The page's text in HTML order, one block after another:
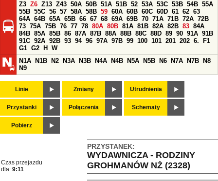
Z3 Z6 Z13 Z43 50A 50B 51A 51B 52 53A 53C 53B 54B 55A
55B 55C 56 57 58A 58B 59 60A 60B 60C 60D 61 62 63
64A 64B 65A 65B 66 67 68 69A 69B 70 71A 71B 72A 72B
73 75A 75B 76 77 78 80A 80B 81A 81B 82A 82B 83 84A
84B 85A 85B 86 87A 87B 88A 88B 88C 88D 89 90 91A 91B
91C 92A 92B 93 94 96 97A 97B 99 100 101 201 202 6.
F1
G1 G2 H
W
N1A
N1B N2 N3A N3B N4A N4B N5A N5B N6 N7A N7B
N8
N9
Linie Zmiany Utrudnienia
Przystanki Połączenia Schematy
Pobierz
PRZYSTANEK:
WYDAWNICZA - RODZINY
GROHMANÓW NŻ (2328)
Czas przejazdu
dla: 9:11